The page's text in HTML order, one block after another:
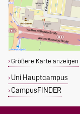
Größere Karte anzeigen
Uni Hauptcampus
CampusFINDER